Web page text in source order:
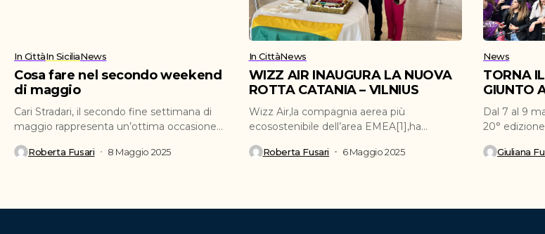
In CittàIn SiciliaNews
Cosa fare nel secondo weekend
di maggio
Cari Stradari, il secondo fine settimana di
maggio rappresenta un’ottima occasione
Roberta Fusari 8 Maggio 2025
In CittàNews
WIZZ AIR INAUGURA LA NUOVA
ROTTA CATANIA – VILNIUS
Wizz Air,la compagnia aerea più
ecosostenibile dell’area EMEA[1],ha
Roberta Fusari 6 Maggio 2025
News
TORNA
GIUNTO
Dal 7 al 9
20°
Giuliana